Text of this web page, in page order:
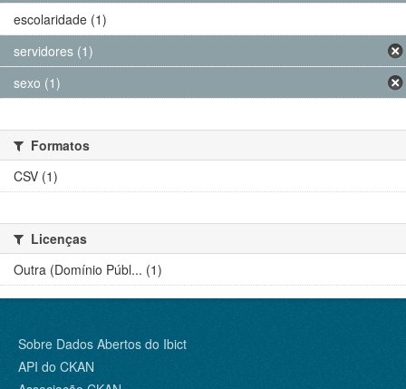
escolaridade (1)
servidores (1)
sexo (1)
Formatos
CSV (1)
Licenças
Outra (Domínio Públ... (1)
Sobre Dados Abertos do Ibict
API do CKAN